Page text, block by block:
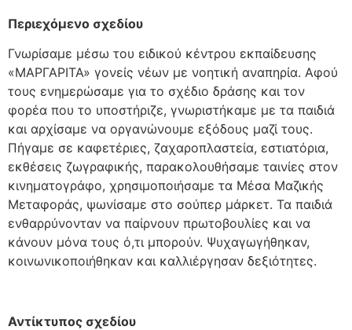
Περιεχόμενο σχεδίου
Γνωρίσαμε μέσω του ειδικού κέντρου εκπαίδευσης
«ΜΑΡΓΑΡΙΤΑ» γονείς νέων με νοητική αναπηρία. Αφού
τους ενημερώσαμε για το σχέδιο δράσης και τον
φορέα που το υποστήριζε, γνωριστήκαμε με τα παιδιά
και αρχίσαμε να οργανώνουμε εξόδους μαζί τους.
Πήγαμε σε καφετέριες, ζαχαροπλαστεία, εστιατόρια,
εκθέσεις ζωγραφικής, παρακολουθήσαμε ταινίες στον
κινηματογράφο, χρησιμοποιήσαμε τα Μέσα Μαζικής
Μεταφοράς, ψωνίσαμε στο σούπερ μάρκετ. Τα παιδιά
ενθαρρύνονταν να παίρνουν πρωτοβουλίες και να
κάνουν μόνα τους ό,τι μπορούν. Ψυχαγωγήθηκαν,
κοινωνικοποιήθηκαν και καλλιέργησαν δεξιότητες.
Αντίκτυπος σχεδίου